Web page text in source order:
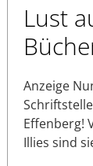
Lust
Anzeige
Effenberg!
Illies sind